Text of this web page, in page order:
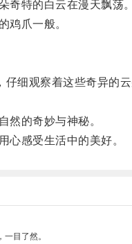
特的白云在漫天飘荡。
爪一般。
细观察着这些奇异的云
的奇妙与神秘。
感受生活中的美好。
目了然。